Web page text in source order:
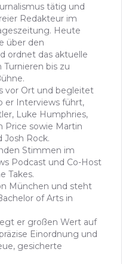
tätig und
Redakteur im
Heute
über den
ordnet das aktuelle
Turnieren bis zu
vor Ort und begleitet
er Interviews führt,
Luke Humphries,
Price sowie Martin
Josh Rock.
Stimmen im
Podcast und Co-Host
Takes.
München und steht
of Arts in
er großen Wert auf
Einordnung und
gesicherte